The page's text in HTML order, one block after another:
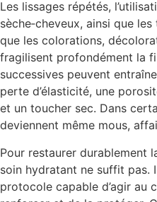
Les lissages répétés,
sèche‑cheveux, ainsi que
que les colorations,
fragilisent profondément la
successives peuvent
perte d’élasticité, une
et un toucher sec. Dans
deviennent même mous,
Pour restaurer durablement
soin hydratant ne suffit pas.
protocole capable d’agir au